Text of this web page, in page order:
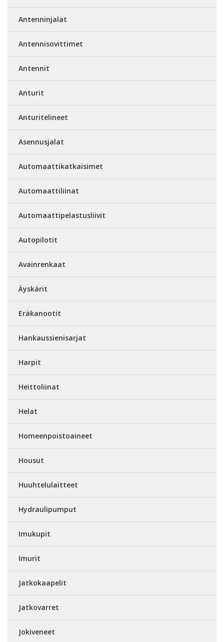
Antenninjalat
Antennisovittimet
Antennit
Anturit
Anturitelineet
Asennusjalat
Automaattikatkaisimet
Automaattiliinat
Automaattipelastusliivit
Autopilotit
Avainrenkaat
Äyskärit
Eräkanootit
Hankaussienisarjat
Harpit
Heittoliinat
Helat
Homeenpoistoaineet
Housut
Huuhtelulaitteet
Hydraulipumput
Imukupit
Imurit
Jatkokaapelit
Jatkovarret
Jokiveneet